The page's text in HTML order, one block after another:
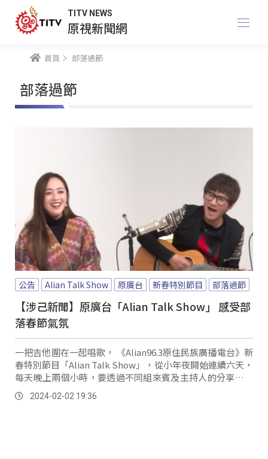
TITV NEWS
原視新聞網
首頁 部落過節
部落過節
公告 Alian Talk Show 原廣台 新春特別節目 部落過節
【涉己新聞】原廣台「Alian Talk Show」 感受部
落春節氣氛
一把吉他圍在一起唱歌， 《Alian96.3原住民族廣播電台》新
春特別節目「Alian Talk Show」，從小年夜開始連續六天，
每天晚上兩個小時，要透過不同組來賓及主持人的分享，用
聲音讓大眾感受部落的春節氣息。
2024-02-02 19:36